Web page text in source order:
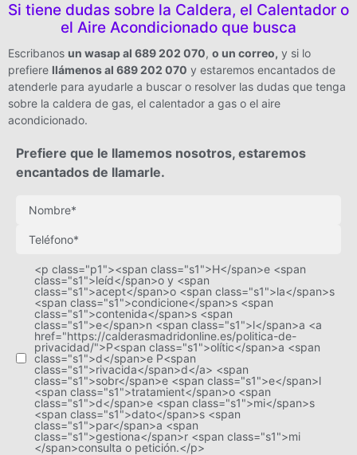
Si tiene dudas sobre la Caldera, el Calentador o
el Aire Acondicionado que busca
Escribanos un wasap al 689 202 070, o un correo, y si lo
prefiere llámenos al 689 202 070 y estaremos encantados de
atenderle para ayudarle a buscar o resolver las dudas que tenga
sobre la caldera de gas, el calentador a gas o el aire
acondicionado.
Prefiere que le llamemos nosotros, estaremos
encantados de llamarle.
<p class="p1"><span class="s1">H</span>e <span
class="s1">leíd</span>o y <span
class="s1">acept</span>o <span class="s1">la</span>s
<span class="s1">condicione</span>s <span
class="s1">contenida</span>s <span
class="s1">e</span>n <span class="s1">l</span>a <a
href="https://calderasmadridonline.es/politica-de-
privacidad/">P<span class="s1">olític</span>a <span
class="s1">d</span>e P<span
class="s1">rivacida</span>d</a> <span
class="s1">sobr</span>e <span class="s1">e</span>l
<span class="s1">tratamient</span>o <span
class="s1">d</span>e <span class="s1">mi</span>s
<span class="s1">dato</span>s <span
class="s1">par</span>a <span
class="s1">gestiona</span>r <span class="s1">mi
</span>consulta o petición.</p>